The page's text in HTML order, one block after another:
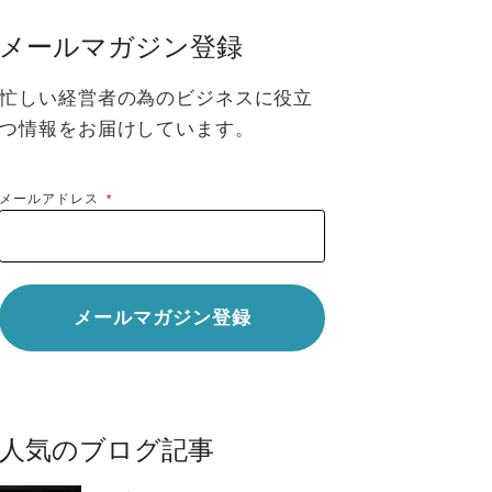
メールマガジン登録
忙しい経営者の為のビジネスに役立
つ情報をお届けしています。
メールアドレス*
人気のブログ記事